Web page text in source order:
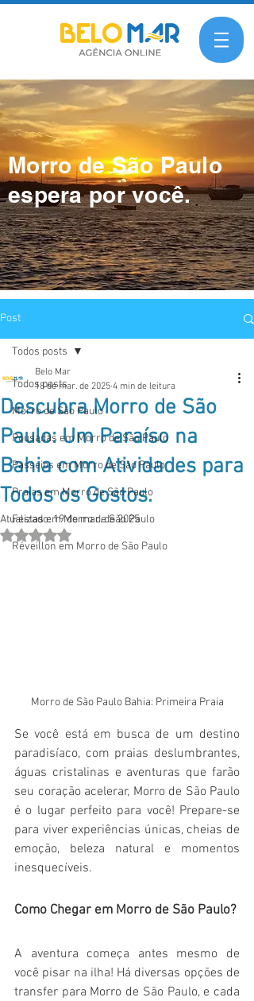
Morro de São Paulo
espera por você.
Post
Todos posts
Morro de São Paulo
Pousadas em Morro de São Paulo
Passeios em Morro de São Paulo
Praias em Morro de São Paulo
Festas em Morro de São Paulo
Réveillon em Morro de São Paulo
Todos posts
Descubra Morro de São
Paulo: Um Paraíso na
Bahia com Atividades para
Todos os Gostos.
Belo Mar
18 de mar. de 2025 4 min de leitura
Atualizado:19 de mar. de 2025
Avaliado com NaN de 5 estrelas.
Morro de São Paulo Bahia: Primeira Praia
Se você está em busca de um destino
paradisíaco, com praias deslumbrantes,
águas cristalinas e aventuras que farão
seu coração acelerar, Morro de São Paulo
é o lugar perfeito para você! Prepare-se
para viver experiências únicas, cheias de
emoção, beleza natural e momentos
inesquecíveis.
Como Chegar em Morro de São Paulo?
A aventura começa antes mesmo de
você pisar na ilha! Há diversas opções de
transfer para Morro de São Paulo, e cada